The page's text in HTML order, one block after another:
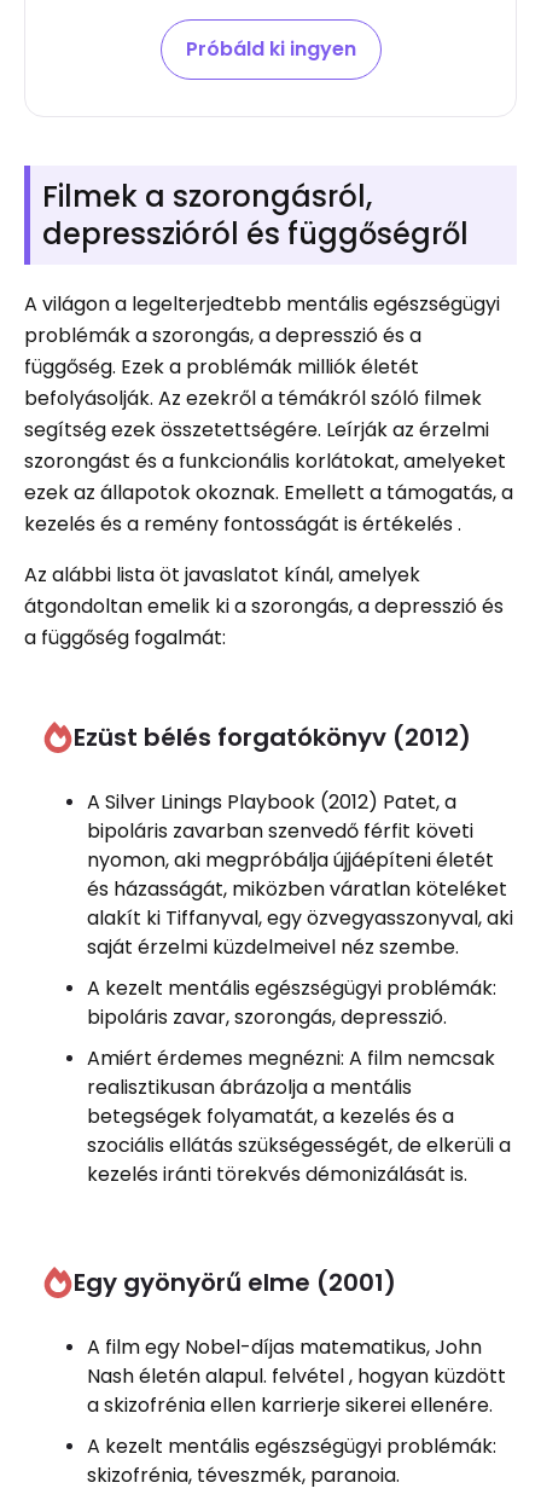
Próbáld ki ingyen
Filmek a szorongásról,
depresszióról és függőségről
A világon a legelterjedtebb mentális egészségügyi
problémák a szorongás, a depresszió és a
függőség. Ezek a problémák milliók életét
befolyásolják. Az ezekről a témákról szóló filmek
segítség ezek összetettségére. Leírják az érzelmi
szorongást és a funkcionális korlátokat, amelyeket
ezek az állapotok okoznak. Emellett a támogatás, a
kezelés és a remény fontosságát is értékelés .
Az alábbi lista öt javaslatot kínál, amelyek
átgondoltan emelik ki a szorongás, a depresszió és
a függőség fogalmát:
Ezüst bélés forgatókönyv (2012)
A Silver Linings Playbook (2012) Patet, a
bipoláris zavarban szenvedő férfit követi
nyomon, aki megpróbálja újjáépíteni életét
és házasságát, miközben váratlan köteléket
alakít ki Tiffanyval, egy özvegyasszonyval, aki
saját érzelmi küzdelmeivel néz szembe.
A kezelt mentális egészségügyi problémák:
bipoláris zavar, szorongás, depresszió.
Amiért érdemes megnézni: A film nemcsak
realisztikusan ábrázolja a mentális
betegségek folyamatát, a kezelés és a
szociális ellátás szükségességét, de elkerüli a
kezelés iránti törekvés démonizálását is.
Egy gyönyörű elme (2001)
A film egy Nobel-díjas matematikus, John
Nash életén alapul. felvétel , hogyan küzdött
a skizofrénia ellen karrierje sikerei ellenére.
A kezelt mentális egészségügyi problémák:
skizofrénia, téveszmék, paranoia.